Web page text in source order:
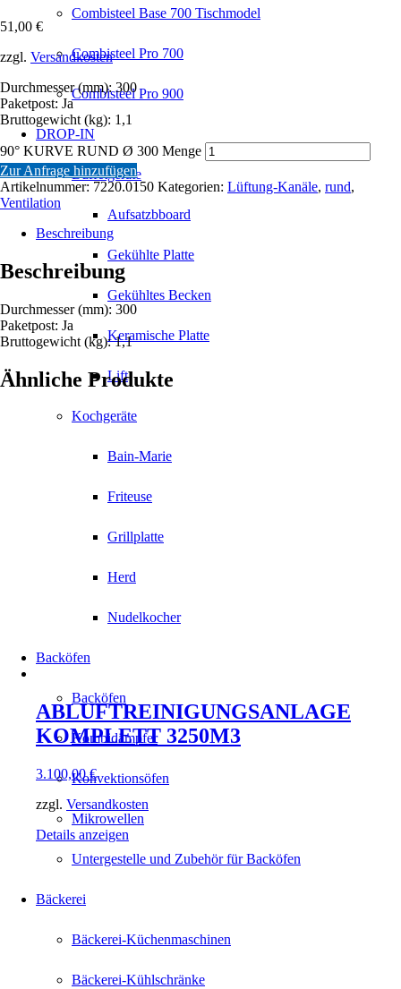
Combisteel Base 700 Tischmodel
Combisteel Pro 700
Combisteel Pro 900
DROP-IN
Büffetgeräte
Aufsatzbboard
Gekühlte Platte
Gekühltes Becken
Keramische Platte
Lift
Kochgeräte
Bain-Marie
Friteuse
Grillplatte
Herd
Nudelkocher
Backöfen
Backöfen
Kombidämpfer
Konvektionsöfen
Mikrowellen
Untergestelle und Zubehör für Backöfen
Bäckerei
Bäckerei-Küchenmaschinen
Bäckerei-Kühlschränke
51,00 €
zzgl. Versandkosten
Durchmesser (mm): 300
Paketpost: Ja
Bruttogewicht (kg): 1,1
90° KURVE RUND Ø 300 Menge
Zur Anfrage hinzufügen
Artikelnummer: 7220.0150 Kategorien: Lüftung-Kanäle, rund,
Ventilation
Beschreibung
Beschreibung
Durchmesser (mm): 300
Paketpost: Ja
Bruttogewicht (kg): 1,1
Ähnliche Produkte
ABLUFTREINIGUNGSANLAGE
KOMPLETT 3250M3
3.100,00€
zzgl. Versandkosten
Details anzeigen